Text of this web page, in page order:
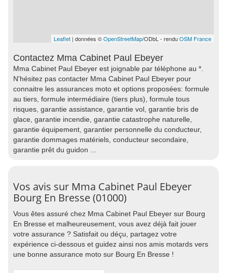
Leaflet | données ©OpenStreetMap/ODbL - renduOSM France
Contactez Mma Cabinet Paul Ebeyer
Mma Cabinet Paul Ebeyer est joignable par téléphone au *.
N'hésitez pas contacter Mma Cabinet Paul Ebeyer pour
connaitre les assurances moto et options proposées: formule
au tiers, formule intermédiaire (tiers plus), formule tous
risques, garantie assistance, garantie vol, garantie bris de
glace, garantie incendie, garantie catastrophe naturelle,
garantie équipement, garantier personnelle du conducteur,
garantie dommages matériels, conducteur secondaire,
garantie prêt du guidon ...
Vos avis sur Mma Cabinet Paul Ebeyer
Bourg En Bresse (01000)
Vous êtes assuré chez Mma Cabinet Paul Ebeyer sur Bourg
En Bresse et malheureusement, vous avez déjà fait jouer
votre assurance ? Satisfait ou déçu, partagez votre
expérience ci-dessous et guidez ainsi nos amis motards vers
une bonne assurance moto sur Bourg En Bresse !